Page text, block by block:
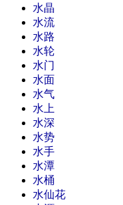
水晶
水流
水路
水轮
水门
水面
水气
水上
水深
水势
水手
水潭
水桶
水仙花